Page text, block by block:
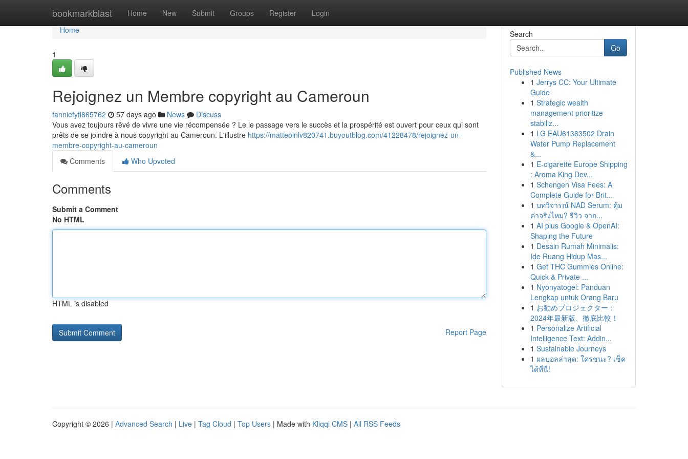
bookmarkblast Home New Submit Groups Register Login
Home
Home
1
Rejoignez un Membre copyright au Cameroun
fanniefyfi865762 57 days ago News
Discuss
Vous avez toujours rêvé de vivre une vie récompensée ? Le le passage vers le succès et la prospérité est ouvert pour ceux qui sont
prêts de se joindre à nous copyright au Cameroun. L'illustre https://matteolnlv820741.buyoutblog.com/41228478/rejoignez-un-
membre-copyright-au-cameroun
Comments
Who Upvoted
Comments
Submit a Comment
No HTML
HTML is disabled
Report Page
Search
Go
Published News
1 Jerrys CC: Your Ultimate
Guide
1 Strategic wealth
management prioritize
stabiliz...
1 LG EAU61383502 Drain
Water Pump Replacement
&...
1 E-cigarette Europe Shipping
: Aroma King Dev...
1 Schengen Visa Fees: A
Complete Guide for Brit...
1 บทวิจารณ์ NAD Serum: คุ้ม
ค่าจริงไหม? รีวิว จาก...
1 AI plus Google & OpenAI:
Shaping the Future
1 Desain Rumah Minimalis:
Ide Ruang Hidup Mas...
1 Get THC Gummies Online:
Quick & Private ...
1 Nyonyatogel: Panduan
Lengkap untuk Orang Baru
1 お勧めプロジェクター：
2024年最新版、徹底比較！
1 Personalize Artificial
Intelligence Text: Addin...
1 Sustainable Journeys
1 ผลบอลล่าสุด: ใครชนะ? เช็ค
ได้ที่นี่!
Copyright © 2026 | Advanced Search | Live | Tag Cloud | Top Users | Made with Kliqqi CMS | All RSS Feeds